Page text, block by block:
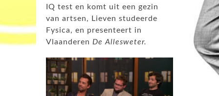
IQ test en komt uit een gezin
van artsen, Lieven studeerde
Fysica, en presenteert in
Vlaanderen De Allesweter.